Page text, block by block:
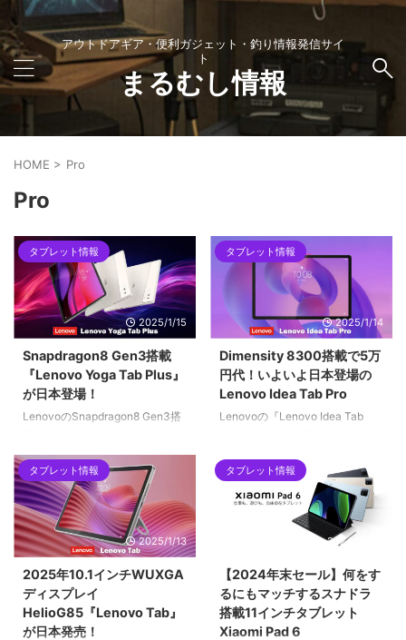
アウトドアギア・便利ガジェット・釣り情報発信サイ
ト
まるむし情報
HOME > Pro
Pro
タブレット情報
2025/1/15
Snapdragon8 Gen3搭載
『Lenovo Yoga Tab Plus』
が日本登場！
LenovoのSnapdragon8 Gen3搭
が日本でも発売になります。中国
で展開されていたモデル
「Lenovo YOGA Pad Pro
12.7/AI」に酷似しているので恐
らくこちらのグローバル版だと思
われます。楽天のLenovo公式シ
ョップでも登場しています！
タブレット情報
2025/1/14
Dimensity 8300搭載で5万
円代！いよいよ日本登場の
Lenovo Idea Tab Pro
Lenovoの『Lenovo Idea Tab
はLenovo Xiaoxin Pad Pro 12.7
2025のグローバル版になるモデ
ルです。それにしてもIdea Tabと
いう名前は本当に懐かしいです
ね。何年か前にLenovo Tabとい
たのかと思っていましたが再登場
となります。楽天のLenovo公式
ショップでも登場しています！
タブレット情報
2025/1/13
2025年10.1インチWUXGA
ディスプレイ
HelioG85『Lenovo Tab』
が日本発売！
タブレット情報
2024/12/26
【2024年末セール】何をす
るにもマッチするスナドラ
搭載11インチタブレット
Xiaomi Pad 6